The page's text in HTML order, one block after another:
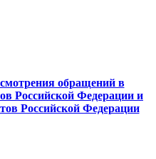
обращений в
Российской Федерации и
Российской Федерации